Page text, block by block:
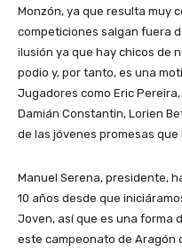
Monzón, ya que resulta muy
competiciones salgan fuera
ilusión ya que hay chicos de
podio y, por tanto, es una
Jugadores como Eric
Damián Constantin, Lorien
de las jóvenes promesas
Manuel Serena, presidente,
10 años desde que
Joven, así que es una forma
este campeonato de Aragón